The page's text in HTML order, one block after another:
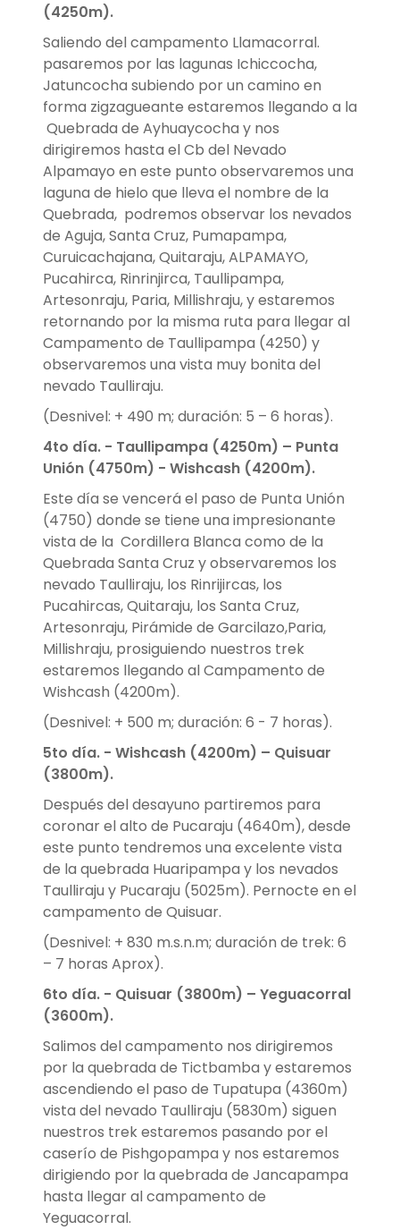
(4250m).
Saliendo del campamento Llamacorral.
pasaremos por las lagunas Ichiccocha,
Jatuncocha subiendo por un camino en
forma zigzagueante estaremos llegando a la
Quebrada de Ayhuaycocha y nos
dirigiremos hasta el Cb del Nevado
Alpamayo en este punto observaremos una
laguna de hielo que lleva el nombre de la
Quebrada, podremos observar los nevados
de Aguja, Santa Cruz, Pumapampa,
Curuicachajana, Quitaraju, ALPAMAYO,
Pucahirca, Rinrinjirca, Taullipampa,
Artesonraju, Paria, Millishraju, y estaremos
retornando por la misma ruta para llegar al
Campamento de Taullipampa (4250) y
observaremos una vista muy bonita del
nevado Taulliraju.
(Desnivel: + 490 m; duración: 5 – 6 horas).
4to día. - Taullipampa (4250m) – Punta
Unión (4750m) - Wishcash (4200m).
Este día se vencerá el paso de Punta Unión
(4750) donde se tiene una impresionante
vista de la Cordillera Blanca como de la
Quebrada Santa Cruz y observaremos los
nevado Taulliraju, los Rinrijircas, los
Pucahircas, Quitaraju, los Santa Cruz,
Artesonraju, Pirámide de Garcilazo,Paria,
Millishraju, prosiguiendo nuestros trek
estaremos llegando al Campamento de
Wishcash (4200m).
(Desnivel: + 500 m; duración: 6 - 7 horas).
5to día. - Wishcash (4200m) – Quisuar
(3800m).
Después del desayuno partiremos para
coronar el alto de Pucaraju (4640m), desde
este punto tendremos una excelente vista
de la quebrada Huaripampa y los nevados
Taulliraju y Pucaraju (5025m). Pernocte en el
campamento de Quisuar.
(Desnivel: + 830 m.s.n.m; duración de trek: 6
– 7 horas Aprox).
6to día. - Quisuar (3800m) – Yeguacorral
(3600m).
Salimos del campamento nos dirigiremos
por la quebrada de Tictbamba y estaremos
ascendiendo el paso de Tupatupa (4360m)
vista del nevado Taulliraju (5830m) siguen
nuestros trek estaremos pasando por el
caserío de Pishgopampa y nos estaremos
dirigiendo por la quebrada de Jancapampa
hasta llegar al campamento de
Yeguacorral.